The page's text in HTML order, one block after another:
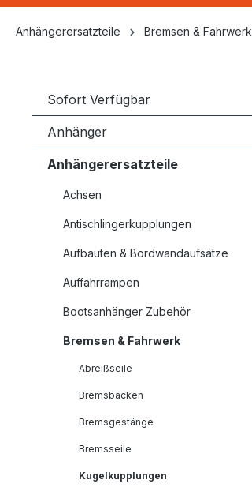
Anhängerersatzteile Bremsen & Fahrwerk
Sofort Verfügbar
Anhänger
Anhängerersatzteile
Achsen
Antischlingerkupplungen
Aufbauten & Bordwandaufsätze
Auffahrrampen
Bootsanhänger Zubehör
Bremsen & Fahrwerk
Abreißseile
Bremsbacken
Bremsgestänge
Bremsseile
Kugelkupplungen